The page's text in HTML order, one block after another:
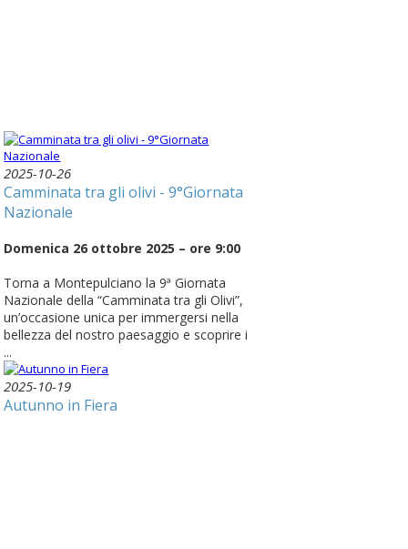
2025-10-26
Camminata tra gli olivi - 9°Giornata
Nazionale
Domenica 26 ottobre 2025 – ore 9:00
Torna a Montepulciano la 9ª Giornata
Nazionale della “Camminata tra gli Olivi”,
un’occasione unica per immergersi nella
bellezza del nostro paesaggio e scoprire i
...
2025-10-19
Autunno in Fiera